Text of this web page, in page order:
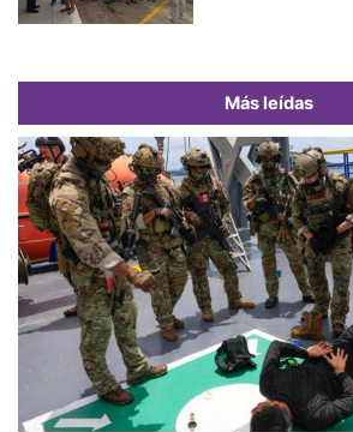
Más leídas